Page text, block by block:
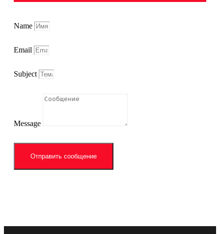
Name
Email
Subject
Message
Отправить сообщение